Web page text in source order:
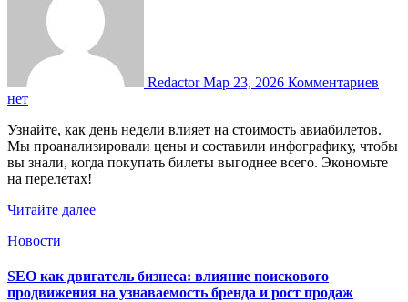
RedactorМар 23, 2026 Комментариев
нет
Узнайте, как день недели влияет на стоимость авиабилетов.
Мы проанализировали цены и составили инфографику, чтобы
вы знали, когда покупать билеты выгоднее всего. Экономьте
на перелетах!
Читайте далее
Новости
SEO как двигатель бизнеса: влияние поискового
продвижения на узнаваемость бренда и рост продаж